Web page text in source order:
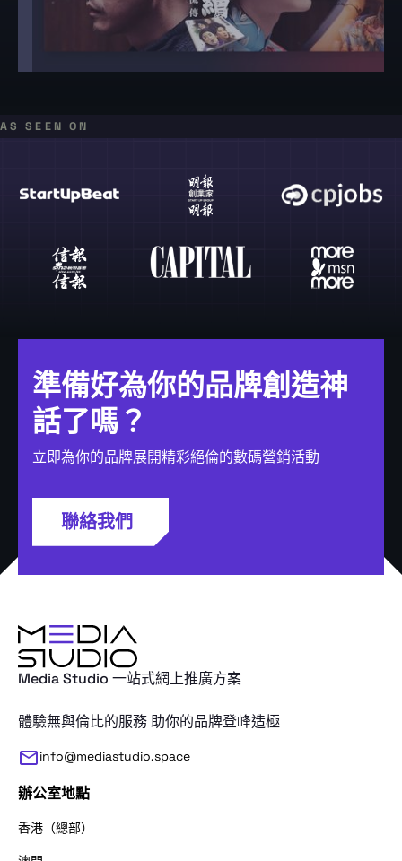
AS SEEN ON
準備好為你的品牌創造神
話了嗎？
立即為你的品牌展開精彩絕倫的數碼營銷活動
聯絡我們
Media Studio 一站式網上推廣方案
體驗無與倫比的服務 助你的品牌登峰造極
info@mediastudio.space
辦公室地點
香港（總部）